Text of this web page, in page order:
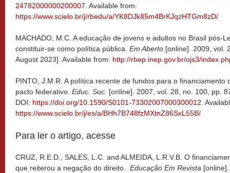
24782000000200007. Available from:
https://www.scielo.br/j/rbedu/a/YK8DJk85m4BrKJqzHTGm8zD/
MACHADO, M.C. A educação de jovens e adultos no Brasil pós-
constituir-se como política pública. Em Aberto [online]. 2009, vol.
August 2023]. Available from: http://rbep.inep.gov.br/ojs3/
PINTO, J.M.R. A política recente de fundos para o financiamento
pacto federativo. Educ. Soc. [online]. 2007, vol. 28, no. 100, pp.
DOI: https://doi.org/10.1590/S0101-73302007000300012.
https://www.scielo.br/j/es/a/BHh7B748fzMXtnZ86SxL55B/
Para ler o artigo, acesse
CRUZ, R.E.D., SALES, L.C. and ALMEIDA, L.R.V.B. O
que reiterou a negação do direito. Educação Em Revista